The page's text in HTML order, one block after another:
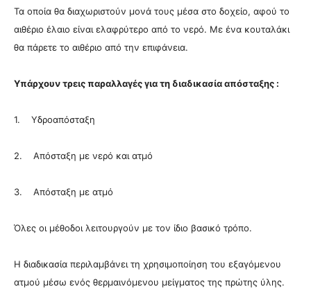
Τα οποία θα διαχωριστούν μονά τους μέσα στο δοχείο, αφού το
αιθέριο έλαιο είναι ελαφρύτερο από το νερό. Με ένα κουταλάκι
θα πάρετε το αιθέριο από την επιφάνεια.
Υπάρχουν τρεις παραλλαγές για τη διαδικασία απόσταξης :
1. Υδροαπόσταξη
2. Απόσταξη με νερό και ατμό
3. Απόσταξη με ατμό
Όλες οι μέθοδοι λειτουργούν με τον ίδιο βασικό τρόπο.
Η διαδικασία περιλαμβάνει τη χρησιμοποίηση του εξαγόμενου
ατμού μέσω ενός θερμαινόμενου μείγματος της πρώτης ύλης.